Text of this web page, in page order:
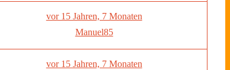
vor 15 Jahren, 7 Monaten
Manuel85
vor 15 Jahren, 7 Monaten